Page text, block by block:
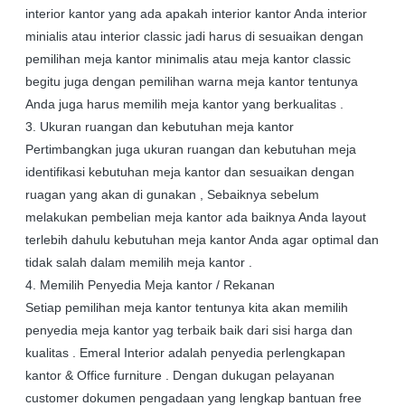
interior kantor yang ada apakah interior kantor Anda interior
minialis atau interior classic jadi harus di sesuaikan dengan
pemilihan meja kantor minimalis atau meja kantor classic
begitu juga dengan pemilihan warna meja kantor tentunya
Anda juga harus memilih meja kantor yang berkualitas .
3. Ukuran ruangan dan kebutuhan meja kantor
Pertimbangkan juga ukuran ruangan dan kebutuhan meja
identifikasi kebutuhan meja kantor dan sesuaikan dengan
ruagan yang akan di gunakan , Sebaiknya sebelum
melakukan pembelian meja kantor ada baiknya Anda layout
terlebih dahulu kebutuhan meja kantor Anda agar optimal dan
tidak salah dalam memilih meja kantor .
4. Memilih Penyedia Meja kantor / Rekanan
Setiap pemilihan meja kantor tentunya kita akan memilih
penyedia meja kantor yag terbaik baik dari sisi harga dan
kualitas . Emeral Interior adalah penyedia perlengkapan
kantor & Office furniture . Dengan dukugan pelayanan
customer dokumen pengadaan yang lengkap bantuan free